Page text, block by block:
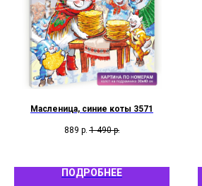
Масленица, синие коты 3571
889 р. 1 490 р.
ПОДРОБНЕЕ